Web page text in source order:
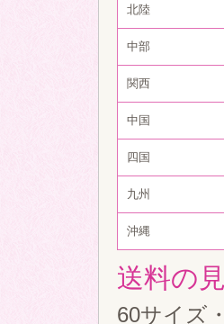
北陸
中部
関西
中国
四国
九州
沖縄
送料の
60サイズ